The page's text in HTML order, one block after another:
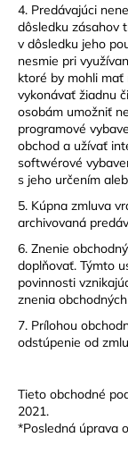
4. Predávajúci
dôsledku zásahov
v dôsledku jeho
nesmie pri
ktoré by mohli mať
vykonávať žiadnu
osobám umožniť
programové
obchod a užívať
softwérové
s jeho určením
5. Kúpna zmluva
archivovaná
6. Znenie
doplňovať. Týmto
povinnosti
znenia
7. Prílohou
odstúpenie od
Tieto obchodné
2021.
*Posledná úprava